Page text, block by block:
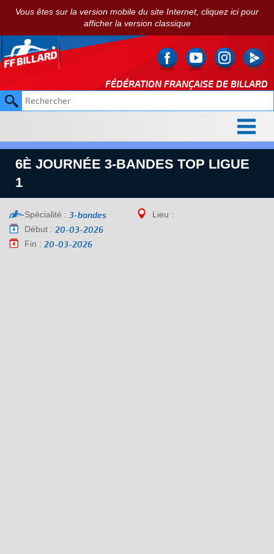
Vous êtes sur la version mobile du site Internet, cliquez ici pour
afficher la version classique
FÉDÉRATION FRANÇAISE DE BILLARD
6È JOURNÉE 3-BANDES TOP LIGUE
1
Spécialité : 3-bandes
Début : 20-03-2026
Fin : 20-03-2026
Lieu :